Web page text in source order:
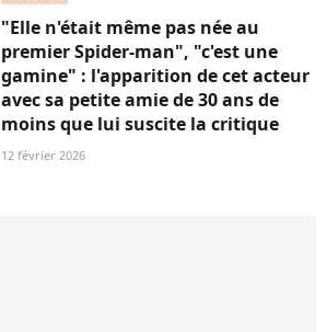
"Elle n'était même pas née au
premier Spider-man", "c'est une
gamine" : l'apparition de cet acteur
avec sa petite amie de 30 ans de
moins que lui suscite la critique
12 février 2026